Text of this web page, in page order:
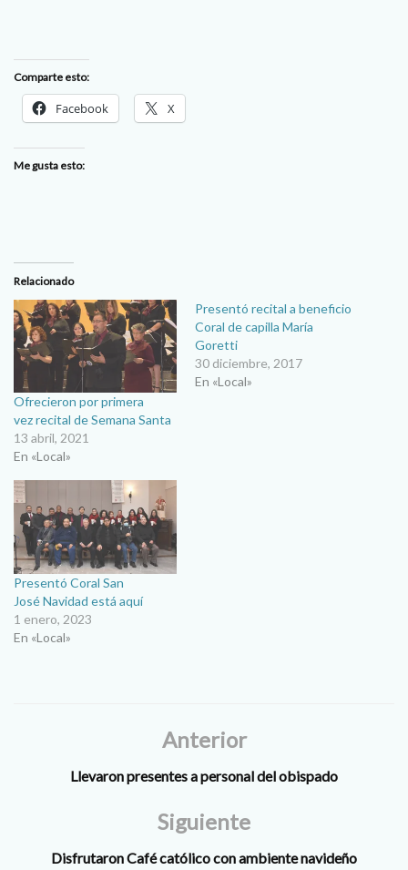
Comparte esto:
Facebook X
Me gusta esto:
Relacionado
Ofrecieron por primera
vez recital de Semana Santa
13 abril, 2021
En «Local»
Presentó recital a beneficio
Coral de capilla María
Goretti
30 diciembre, 2017
En «Local»
Presentó Coral San
José Navidad está aquí
1 enero, 2023
En «Local»
Anterior
Llevaron presentes a personal del obispado
Siguiente
Disfrutaron Café católico con ambiente navideño